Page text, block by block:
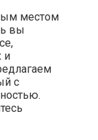
местом
вы
и
с